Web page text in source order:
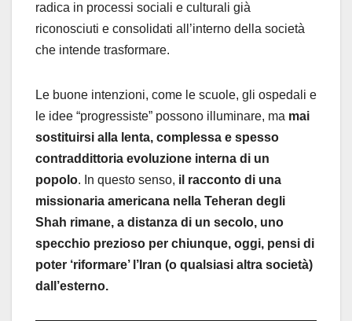
radica in processi sociali e culturali già
riconosciuti e consolidati all’interno della società
che intende trasformare.
Le buone intenzioni, come le scuole, gli ospedali e
le idee “progressiste” possono illuminare, ma mai
sostituirsi alla lenta, complessa e spesso
contraddittoria evoluzione interna di un
popolo. In questo senso, il racconto di una
missionaria americana nella Teheran degli
Shah rimane, a distanza di un secolo, uno
specchio prezioso per chiunque, oggi, pensi di
poter ‘riformare’ l’Iran (o qualsiasi altra società)
dall’esterno.